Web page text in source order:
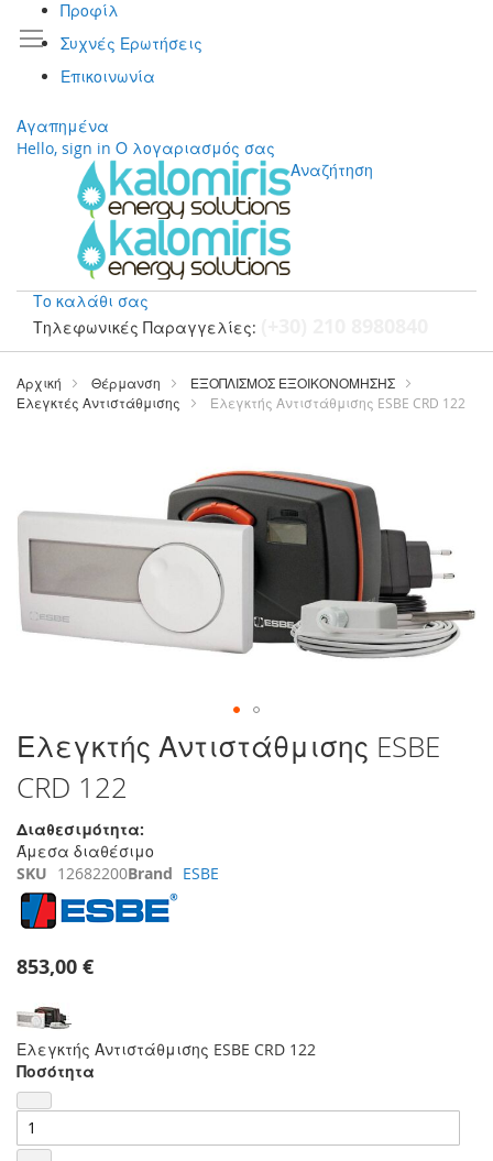
Προφίλ
Συχνές Ερωτήσεις
Επικοινωνία
Αγαπημένα
Hello, sign in Ο λογαριασμός σας
Αναζήτηση
Το καλάθι σας
Τηλεφωνικές Παραγγελίες:
Μετάβαση
περιεχόμενο
Αρχική Θέρμανση
ΕΞΟΠΛΙΣΜΟΣ ΕΞΟΙΚΟΝΟΜΗΣΗΣ
Ελεγκτές Αντιστάθμισης
Ελεγκτής Αντιστάθμισης ESBE CRD 122
της
Μετάβαση
στην
αρχή
της
συλλογής
εικόνων
Ελεγκτής Αντιστάθμισης ESBE
CRD 122
Διαθεσιμότητα:
Άμεσα διαθέσιμο
SKU 12682200Brand ESBE
853,00 €
Ελεγκτής Αντιστάθμισης ESBE CRD 122
Ποσότητα